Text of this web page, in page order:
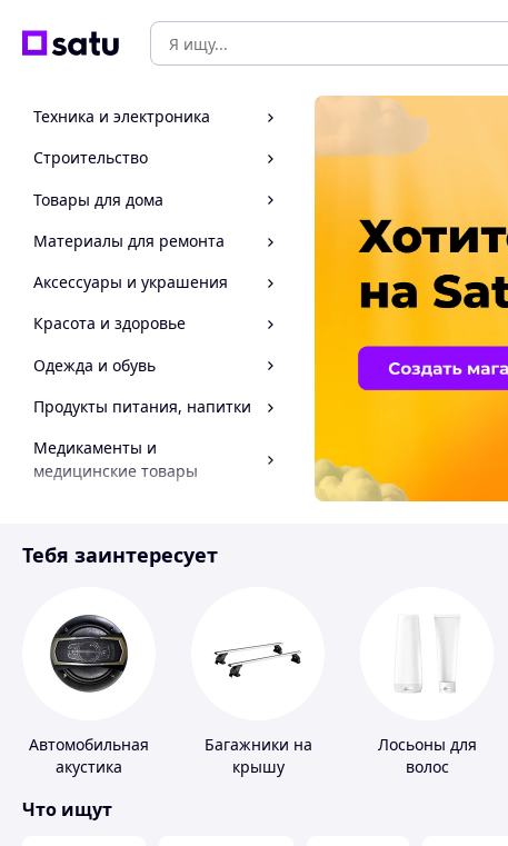
Техника и электроника
Строительство
Товары для дома
Материалы для ремонта
Аксессуары и украшения
Красота и здоровье
Одежда и обувь
Продукты питания, напитки
Медикаменты и
медицинские товары
Инструмент
Тебя заинтересует
Автомобильная
акустика
Багажники на
крышу
Лосьоны для
волос
Что ищут